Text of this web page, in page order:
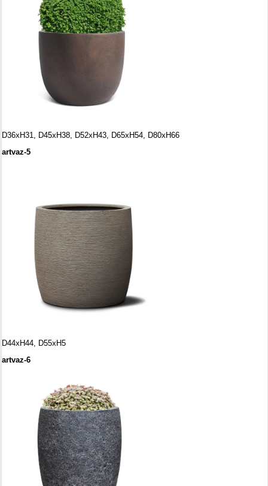
D36хH31, D45хH38, D52хH43, D65хH54, D80хH66
artvaz-5
D44хH44, D55хH5
artvaz-6